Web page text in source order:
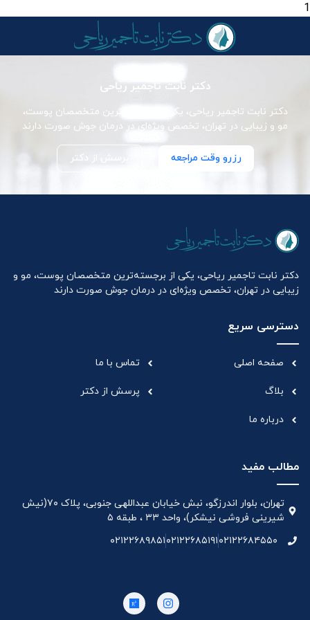
1
دکتر نابت تاجمیر ریاحی
دکتر نابت تاجمیر ریاحی، یکی از برجسته‌ترین متخصصان پوست،
مو و زیبایی در تهران، تخصص ویژه‌ای در درمان جوش صورت دارند
رزرو وقت مراجعه پرسش از دکتر
دکتر نابت تاجمیر ریاحی، یکی از برجسته‌ترین متخصصان پوست، مو و
زیبایی در تهران، تخصص ویژه‌ای در درمان جوش صورت دارند
دسترسی سریع
صفحه اصلی
بلاگ
درباره ما
تماس با ما
پرسش از دکتر
مطالب مفید
تهران، بلوار اندرزگو، نبش خیابان عبداللهی جنوبی، پلاک ۷۰(نیش
شیرینی فروشی نیشکر)، واحد ۳۳ ، طبقه ۵
۰۲۱۲۲۶۸۴۵۵۰۰۲۱۲۲۶۸۵۱۹۱۰۲۱۲۲۶۸۹۸۵۱